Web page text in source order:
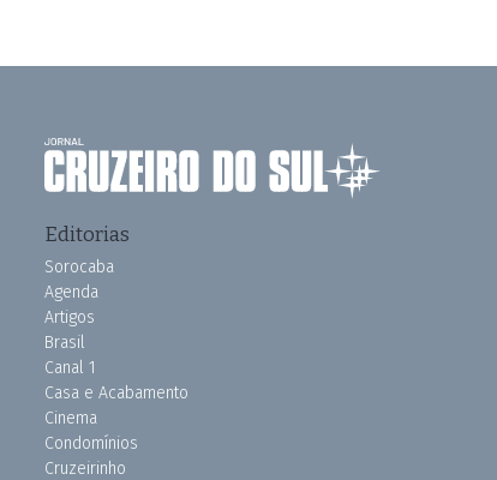
Editorias
Sorocaba
Agenda
Artigos
Brasil
Canal 1
Casa e Acabamento
Cinema
Condomínios
Cruzeirinho